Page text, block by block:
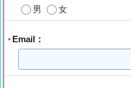
男
女
* Email：